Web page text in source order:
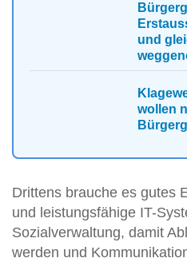
und
wollen
Drittens brauche es gutes
und leistungsfähige IT-
Sozialverwaltung, damit
werden und